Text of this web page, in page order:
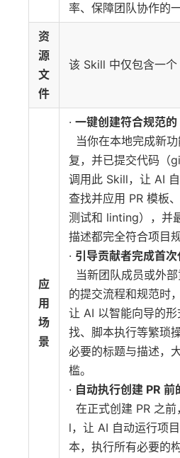
率、保障团队协作的一
资
源
文
件
该 Skill 中仅包含一个
应
用
场
景
· 一键创建符合规范的
当你在本地完成新
复，并已提交代码（
调用此 Skill，让 AI 自
查找并应用 PR 模板
测试和 linting），并
描述都完全符合项目
· 引导贡献者完成首
当新团队成员或外
的提交流程和规范时
让 AI 以智能向导的
找、脚本执行等繁琐
必要的标题与描述，
槛。
· 自动执行创建 PR 前
在正式创建 PR 之
l，让 AI 自动运行项
本，执行所有必要的